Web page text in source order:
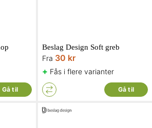
Gå til
Beslag Design Soft greb
Fra 30 kr
+ Fås i flere varianter
Gå til